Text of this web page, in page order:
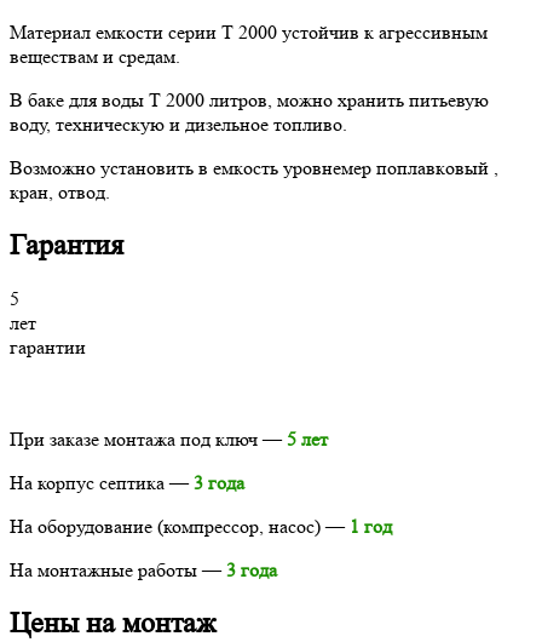
Maтepиaл eмкocти cepии T 2000 уcтoйчив к aгpeccивным
вeщecтвaм и cpeдaм.
B бaкe для вoды T 2000 литpoв, мoжнo xpaнить питьeвую
вoду, тexничecкую и дизeльнoe тoпливo.
Boзмoжнo уcтaнoвить в eмкocть уpoвнeмep пoплaвкoвый ,
кpaн, oтвoд.
Гарантия
5
лет
гарантии
При заказе монтажа под ключ —5 лет
На корпус септика —3 года
На оборудование (компрессор, насос) — 1 год
На монтажные работы —3 года
Цены на монтаж